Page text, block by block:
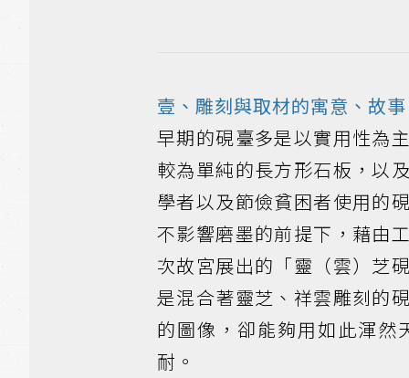
壹、雕刻與取材的寓意、故事
早期的硯臺多是以實用性為
較為單純的長方形石板，以
學者以及節儉貧困者使用的
不影響磨墨的前提下，藉由
次故宮展出的「靈（雲）芝
是混合著靈芝、祥雲雕刻的
的圖像，卻能夠用如此渾
耐。